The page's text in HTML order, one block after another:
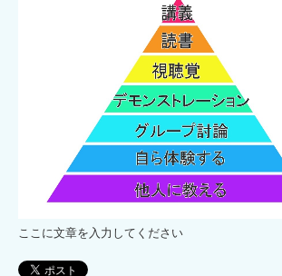
ここに文章を入力してください